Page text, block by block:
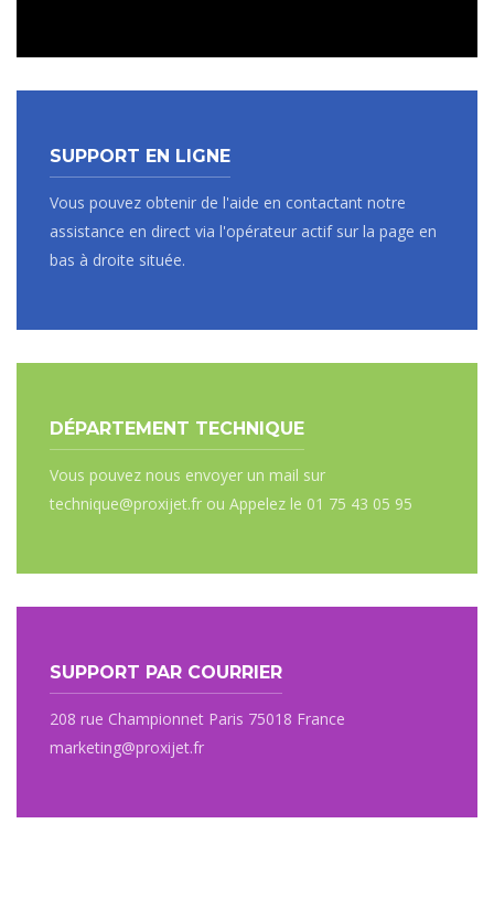
SUPPORT EN LIGNE
Vous pouvez obtenir de l'aide en contactant notre
assistance en direct via l'opérateur actif sur la page en
bas à droite située.
DÉPARTEMENT TECHNIQUE
Vous pouvez nous envoyer un mail sur
technique@proxijet.fr ou Appelez le 01 75 43 05 95
SUPPORT PAR COURRIER
208 rue Championnet Paris 75018 France
marketing@proxijet.fr